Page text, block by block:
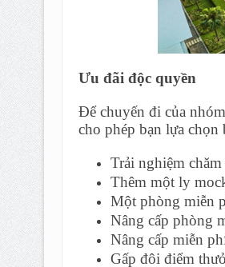
Ưu đãi độc quyền
Để chuyến đi của
cho phép bạn lựa chọn
Trải nghiệm
Thêm một ly
Một phòng miễn
Nâng cấp phòng
Nâng cấp miễn
Gấp đôi điểm